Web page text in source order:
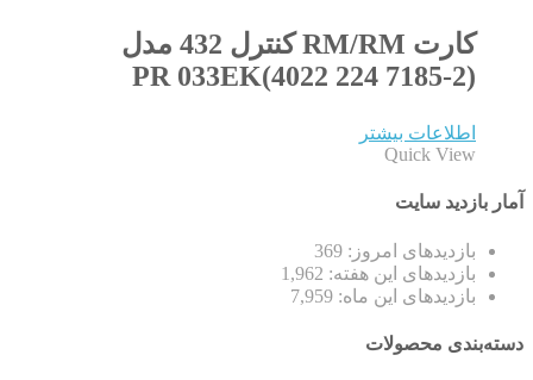
کارت RM/RM کنترل 432 مدل
PR 033EK(4022 224 7185-2)
اطلاعات بیشتر
Quick View
آمار بازدید سایت
بازدیدهای امروز: 369
بازدیدهای این هفته: 1,962
بازدیدهای این ماه: 7,959
دسته‌بندی محصولات